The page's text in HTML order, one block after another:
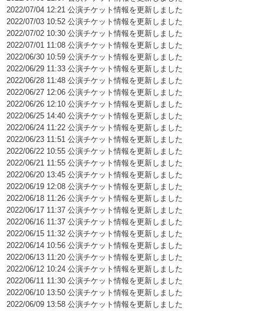
2022/07/04 12:21 公演チケット情報を更新しました
2022/07/03 10:52 公演チケット情報を更新しました
2022/07/02 10:30 公演チケット情報を更新しました
2022/07/01 11:08 公演チケット情報を更新しました
2022/06/30 10:59 公演チケット情報を更新しました
2022/06/29 11:33 公演チケット情報を更新しました
2022/06/28 11:48 公演チケット情報を更新しました
2022/06/27 12:06 公演チケット情報を更新しました
2022/06/26 12:10 公演チケット情報を更新しました
2022/06/25 14:40 公演チケット情報を更新しました
2022/06/24 11:22 公演チケット情報を更新しました
2022/06/23 11:51 公演チケット情報を更新しました
2022/06/22 10:55 公演チケット情報を更新しました
2022/06/21 11:55 公演チケット情報を更新しました
2022/06/20 13:45 公演チケット情報を更新しました
2022/06/19 12:08 公演チケット情報を更新しました
2022/06/18 11:26 公演チケット情報を更新しました
2022/06/17 11:37 公演チケット情報を更新しました
2022/06/16 11:37 公演チケット情報を更新しました
2022/06/15 11:32 公演チケット情報を更新しました
2022/06/14 10:56 公演チケット情報を更新しました
2022/06/13 11:20 公演チケット情報を更新しました
2022/06/12 10:24 公演チケット情報を更新しました
2022/06/11 11:30 公演チケット情報を更新しました
2022/06/10 13:50 公演チケット情報を更新しました
2022/06/09 13:58 公演チケット情報を更新しました